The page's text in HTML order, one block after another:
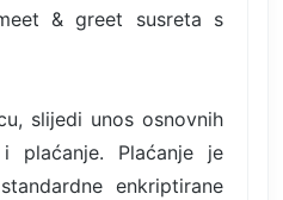
& greet susreta s
slijedi unos osnovnih
plaćanje. Plaćanje je
enkriptirane